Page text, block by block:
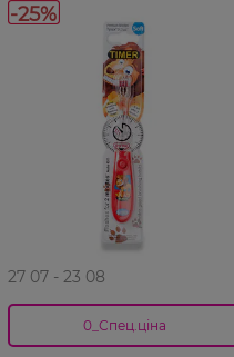
-25%
27 07 - 23 08
0_Спец.ціна